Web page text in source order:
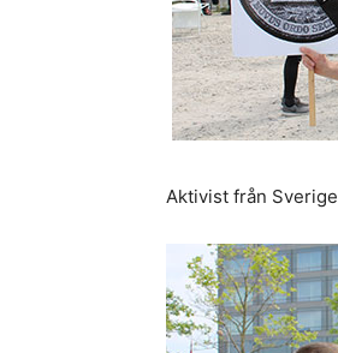
Aktivist från Sverige